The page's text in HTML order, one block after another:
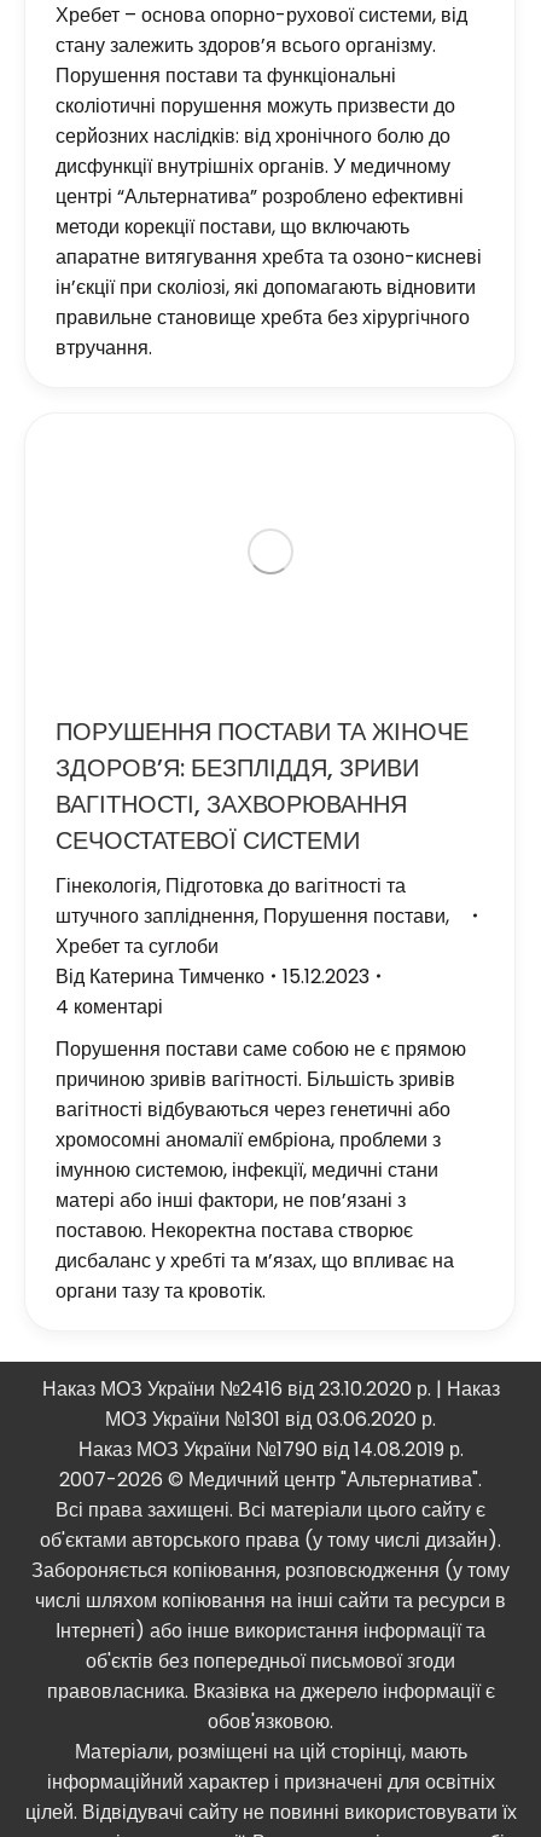
Хребет – основа опорно-рухової системи, від
стану залежить здоров’я всього організму.
Порушення постави та функціональні
сколіотичні порушення можуть призвести до
серйозних наслідків: від хронічного болю до
дисфункції внутрішніх органів. У медичному
центрі “Альтернатива” розроблено ефективні
методи корекції постави, що включають
апаратне витягування хребта та озоно-кисневі
ін’єкції при сколіозі, які допомагають відновити
правильне становище хребта без хірургічного
втручання.
ПОРУШЕННЯ ПОСТАВИ ТА ЖІНОЧЕ
ЗДОРОВ’Я: БЕЗПЛІДДЯ, ЗРИВИ
ВАГІТНОСТІ, ЗАХВОРЮВАННЯ
СЕЧОСТАТЕВОЇ СИСТЕМИ
Гінекологія, Підготовка до вагітності та
штучного запліднення, Порушення постави,
Хребет та суглоби
Від Катерина Тимченко
15.12.2023
4 коментарі
Порушення постави саме собою не є прямою
причиною зривів вагітності. Більшість зривів
вагітності відбуваються через генетичні або
хромосомні аномалії ембріона, проблеми з
імунною системою, інфекції, медичні стани
матері або інші фактори, не пов’язані з
поставою. Некоректна постава створює
дисбаланс у хребті та м’язах, що впливає на
органи тазу та кровотік.
Наказ МОЗ України №2416 від 23.10.2020 р. | Наказ
МОЗ України №1301 від 03.06.2020 р.
Наказ МОЗ України №1790 від 14.08.2019 р.
2007-2026 © Медичний центр "Альтернатива".
Всі права захищені. Всі матеріали цього сайту є
об'єктами авторського права (у тому числі дизайн).
Забороняється копіювання, розповсюдження (у тому
числі шляхом копіювання на інші сайти та ресурси в
Інтернеті) або інше використання інформації та
об'єктів без попередньої письмової згоди
правовласника. Вказівка ​​на джерело інформації є
обов'язковою.
Матеріали, розміщені на цій сторінці, мають
інформаційний характер і призначені для освітніх
цілей. Відвідувачі сайту не повинні використовувати їх